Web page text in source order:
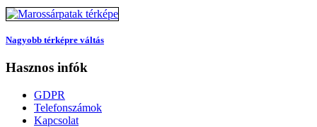
Nagyobb térképre váltás
Hasznos infók
GDPR
Telefonszámok
Kapcsolat